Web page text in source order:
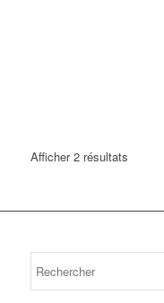
Afficher 2 résultats